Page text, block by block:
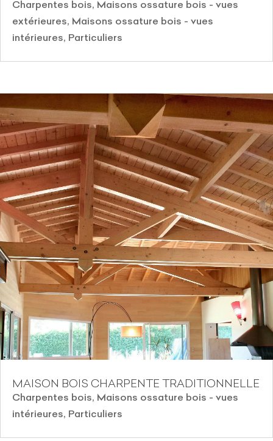
Charpentes bois, Maisons ossature bois - vues
extérieures, Maisons ossature bois - vues
intérieures, Particuliers
MAISON BOIS CHARPENTE TRADITIONNELLE
Charpentes bois, Maisons ossature bois - vues
intérieures, Particuliers